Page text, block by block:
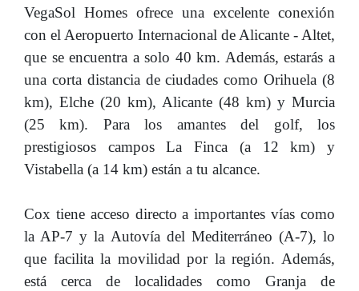
VegaSol Homes ofrece una excelente conexión
con el Aeropuerto Internacional de Alicante - Altet,
que se encuentra a solo 40 km. Además, estarás a
una corta distancia de ciudades como Orihuela (8
km), Elche (20 km), Alicante (48 km) y Murcia
(25 km). Para los amantes del golf, los
prestigiosos campos La Finca (a 12 km) y
Vistabella (a 14 km) están a tu alcance.
Cox tiene acceso directo a importantes vías como
la AP-7 y la Autovía del Mediterráneo (A-7), lo
que facilita la movilidad por la región. Además,
está cerca de localidades como Granja de